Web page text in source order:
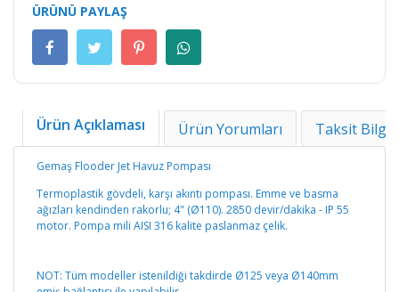
ÜRÜNÜ PAYLAŞ
Ürün Açıklaması Ürün Yorumları Taksit
Gemaş Flooder Jet Havuz Pompası
Termoplastik gövdeli, karşı akıntı pompası. Emme ve basma
ağızları kendinden rakorlu; 4" (Ø110). 2850 devir/dakika - IP 55
motor. Pompa mili AISI 316 kalite paslanmaz çelik.
NOT: Tüm modeller istenildiği takdirde Ø125 veya Ø140mm